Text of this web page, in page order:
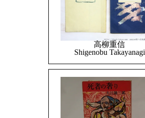
高柳重信
Shigenobu Takayanagi